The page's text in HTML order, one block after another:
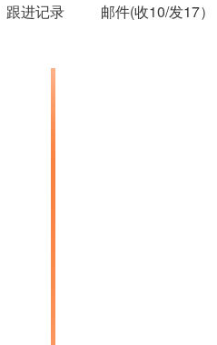
跟进记录 邮件(收10/发17）